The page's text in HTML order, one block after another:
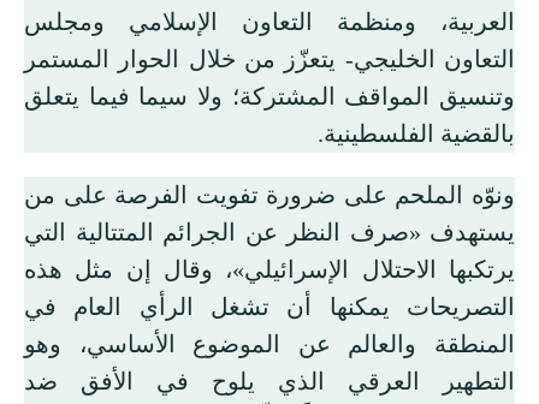
العربية، ومنظمة التعاون الإسلامي ومجلس
التعاون الخليجي- يتعزّز من خلال الحوار المستمر
وتنسيق المواقف المشتركة؛ ولا سيما فيما يتعلق
بالقضية الفلسطينية.
ونوّه الملحم على ضرورة تفويت الفرصة على من
يستهدف «صرف النظر عن الجرائم المتتالية التي
يرتكبها الاحتلال الإسرائيلي»، وقال إن مثل هذه
التصريحات يمكنها أن تشغل الرأي العام في
المنطقة والعالم عن الموضوع الأساسي، وهو
التطهير العرقي الذي يلوح في الأفق ضد